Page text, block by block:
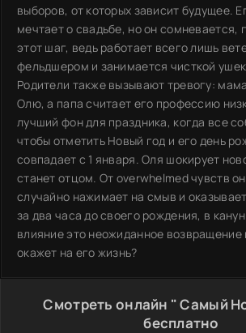
выборов, от которых зависит будущее.
мечтает о свадьбе, но он сомневается,
этот шаг, ведь работает всего лишь
фельдшером и занимается чисткой
Родители также вызывают тревогу:
Олю, а папа считает его профессию
лучший фон для праздника, когда все
чтобы отметить Новый год и его день
совпадает с 1 января. Оля шокирует
станет отцом. От overwhelmed чувств
случайно нажимает на смыв и
за два часа до своего рождения, в
влияние это неожиданное
окажет на его жизнь?
Смотреть онлайн " Самый
бесплатно